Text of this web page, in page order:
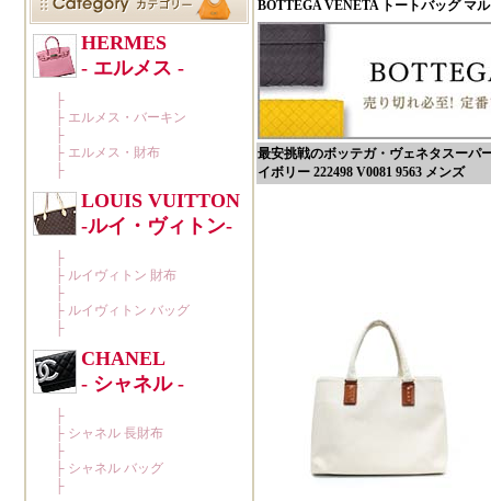
BOTTEGA VENETA トートバッグ マ
最安挑戦のボッテガ・ヴェネタスーパ
イボリー 222498 V0081 9563 メンズ